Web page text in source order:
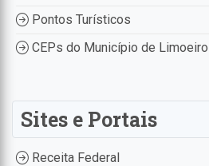
Pontos Turísticos
CEPs do Município de Limoeiro
Sites e Portais
Receita Federal